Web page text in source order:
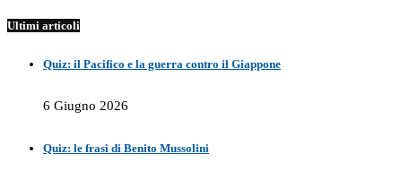
Ultimi articoli
Quiz: il Pacifico e la guerra contro il Giappone
6 Giugno 2026
Quiz: le frasi di Benito Mussolini